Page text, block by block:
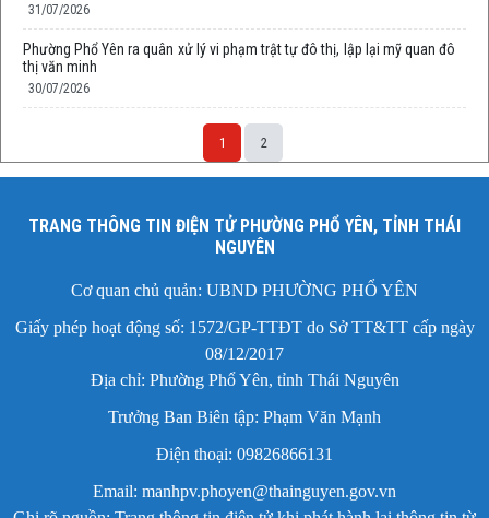
31/07/2026
Phường Phổ Yên ra quân xử lý vi phạm trật tự đô thị, lập lại mỹ quan đô
thị văn minh
30/07/2026
1 2
TRANG THÔNG TIN ĐIỆN TỬ PHƯỜNG PHỔ YÊN, TỈNH THÁI
NGUYÊN
Cơ quan chủ quản: UBND PHƯỜNG PHỔ YÊN
Giấy phép hoạt động số: 1572/GP-TTĐT do Sở TT&TT cấp ngày
08/12/2017
Địa chỉ: Phường Phổ Yên, tỉnh Thái Nguyên
Trưởng Ban Biên tập: Phạm Văn Mạnh
Điện thoại: 09826866131
Email: manhpv.phoyen@thainguyen.gov.vn